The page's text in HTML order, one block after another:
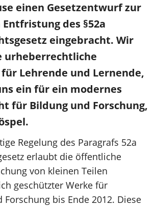
einen Gesetzentwurf zur
des §52a
eingebracht. Wir
urheberrechtliche
für Lehrende und Lernende,
ein für ein modernes
für Bildung und Forschung,
Regelung des Paragrafs 52a
erlaubt die öffentliche
von kleinen Teilen
geschützter Werke für
bis Ende 2012. Diese